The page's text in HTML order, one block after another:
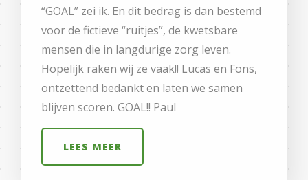
“GOAL” zei ik. En dit bedrag is dan bestemd
voor de fictieve “ruitjes”, de kwetsbare
mensen die in langdurige zorg leven.
Hopelijk raken wij ze vaak!! Lucas en Fons,
ontzettend bedankt en laten we samen
blijven scoren. GOAL!! Paul
LEES MEER